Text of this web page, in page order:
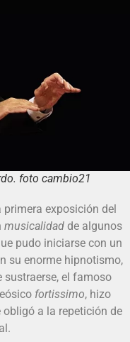
foto cambio21
primera exposición del
musicalidadde algunos
pudo iniciarse con un
su enorme hipnotismo,
sustraerse, el famoso
fortissimo, hizo
a la repetición de